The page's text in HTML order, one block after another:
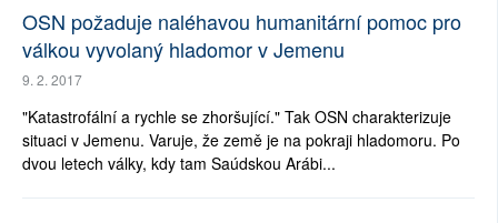
OSN požaduje naléhavou humanitární pomoc pro
válkou vyvolaný hladomor v Jemenu
9. 2. 2017
"Katastrofální a rychle se zhoršující." Tak OSN charakterizuje
situaci v Jemenu. Varuje, že země je na pokraji hladomoru. Po
dvou letech války, kdy tam Saúdskou Arábi...